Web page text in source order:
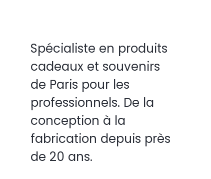
Spécialiste en produits
cadeaux et souvenirs
de Paris pour les
professionnels. De la
conception à la
fabrication depuis près
de 20 ans.